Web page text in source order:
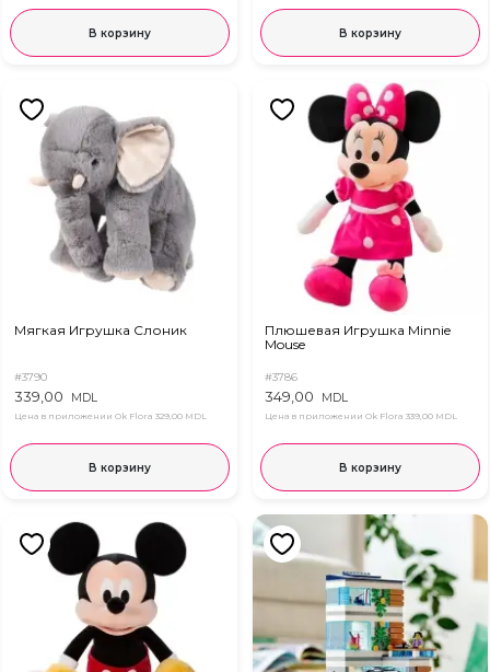
В корзину В корзину
Мягкая Игрушка Слоник
#3790
339,00 MDL
Цена в приложении Ok Flora 329,00 MDL
В корзину
Плюшевая Игрушка Minnie
Mouse
#3786
349,00 MDL
Цена в приложении Ok Flora 339,00 MDL
В корзину